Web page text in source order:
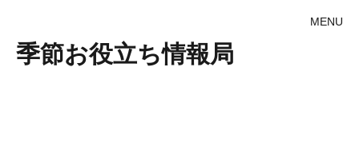
MENU
季節お役立ち情報局